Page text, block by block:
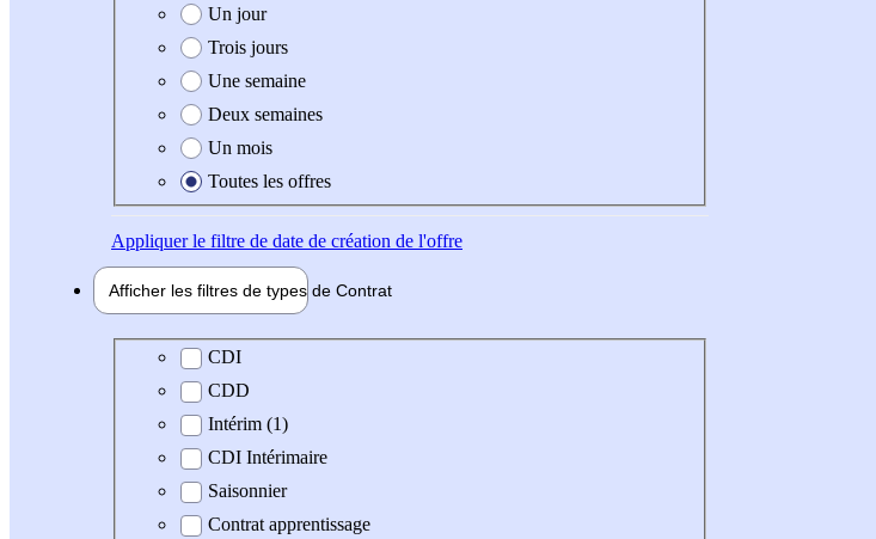
Date de création de l'offre
Un jour
Trois jours
Une semaine
Deux semaines
Un mois
Toutes les offres
Appliquerle filtre de date de création de l'offre
Afficher les filtres de types de Contrat
Type de contrat
CDI
CDD
Intérim (1)
CDI Intérimaire
Saisonnier
Contrat apprentissage